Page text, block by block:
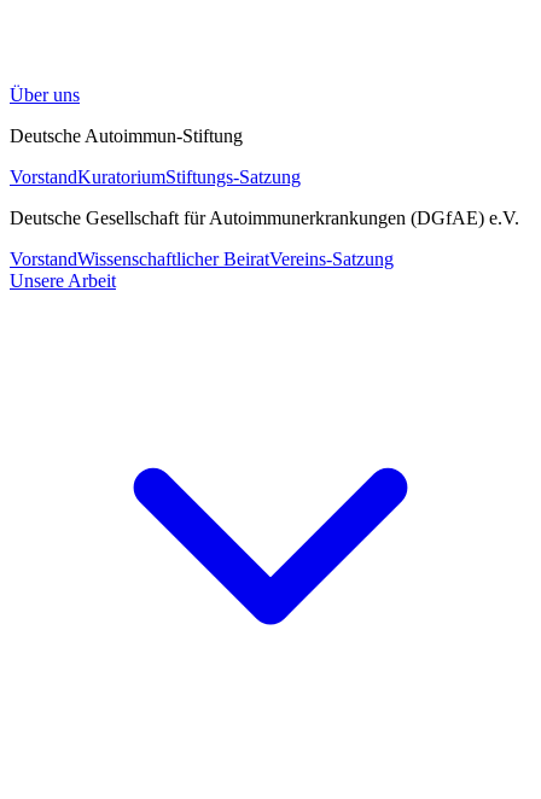
Über uns
Deutsche Autoimmun-Stiftung
VorstandKuratoriumStiftungs-Satzung
Deutsche Gesellschaft für Autoimmunerkrankungen (DGfAE) e.V.
VorstandWissenschaftlicher BeiratVereins-Satzung
Unsere Arbeit